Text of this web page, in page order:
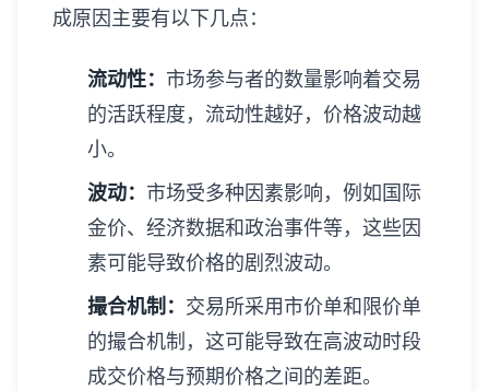
成原因主要有以下几点：
流动性： 市场参与者的数量影响着交易
的活跃程度，流动性越好，价格波动越
小。
波动： 市场受多种因素影响，例如国际
金价、经济数据和政治事件等，这些因
素可能导致价格的剧烈波动。
撮合机制： 交易所采用市价单和限价单
的撮合机制，这可能导致在高波动时段
成交价格与预期价格之间的差距。